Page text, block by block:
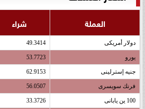
العملة شراء
دولار أمريكى 49.3414
يورو 53.7723
جنيه إسترلينى 62.9153
فرنك سويسرى 56.0507
100 ين يابانى 33.3726